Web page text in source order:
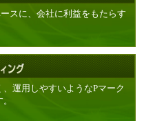
スに、会社に利益をもたらす
運用しやすいようなPマーク